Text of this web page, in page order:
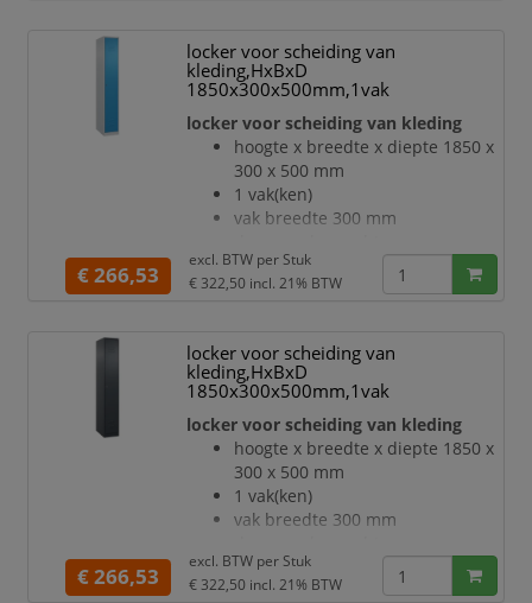
verdraaibare, dubbele
schuifhaken
Elk vak onder de hoedenplank is
opgedeeld door een
scheidingswand
openslaande deur met
etikettenlijst en ventilatiesleuven
inliggende deuren met
binnenliggende penscharnieren
Elke deur is standaard u
locker voor scheiding van
kleding,HxBxD
1850x300x500mm,1vak
locker voor scheiding van kleding
hoogte x breedte x diepte 1850 x
300 x 500 mm
1 vak(ken)
vak breedte 300 mm
deuropeningshoek 110 °
per vak een vastgelaste
verdraaibare, dubbele
schuifhaken
Elk vak onder de hoedenplank is
opgedeeld door een
scheidingswand
openslaande deur met
etikettenlijst en ventilatiesleuven
inliggende deuren met
binnenliggende penscharnieren
Elke deur is standaard u
€ 266,53
excl. BTW per Stuk
€ 322,50 incl. 21% BTW
locker voor scheiding van
kleding,HxBxD
1850x300x500mm,1vak
locker voor scheiding van kleding
hoogte x breedte x diepte 1850 x
300 x 500 mm
1 vak(ken)
vak breedte 300 mm
deuropeningshoek 110 °
per vak een vastgelaste
€ 266,53
excl. BTW per Stuk
€ 322,50 incl. 21% BTW